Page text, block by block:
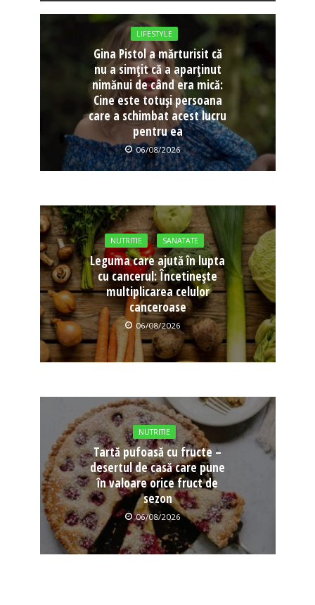
LIFESTYLE
Gina Pistol a mărturisit că
nu a simțit că a aparținut
nimănui de când era mică:
Cine este totuși persoana
care a schimbat acest lucru
pentru ea
06/08/2026
NUTRITIE SANATATE
Leguma care ajută în lupta
cu cancerul: Încetinește
multiplicarea celulor
canceroase
06/08/2026
NUTRITIE
Tartă pufoasă cu fructe –
desertul de casă care pune
în valoare orice fruct de
sezon
06/08/2026